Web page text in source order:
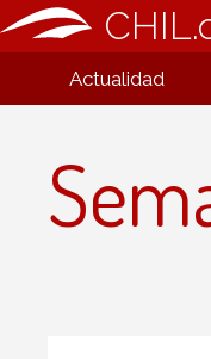
Actualidad